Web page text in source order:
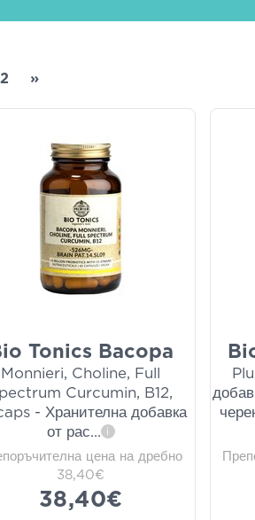
2 »
Tonics Bacopa
Monnieri, Choline, Full
Curcumin, B12,
- Хранителна добавка
от рас... i
цена на дребно
38,40€
38,40€